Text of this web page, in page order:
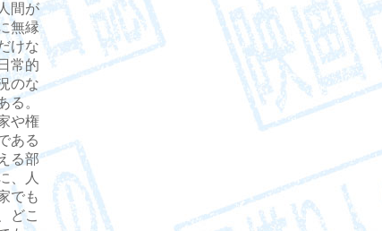
間が
無縁
けな
常的
のな
る。
や権
ある
る部
、人
でも
どこ